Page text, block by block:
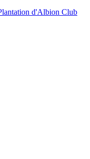
d'Albion Club